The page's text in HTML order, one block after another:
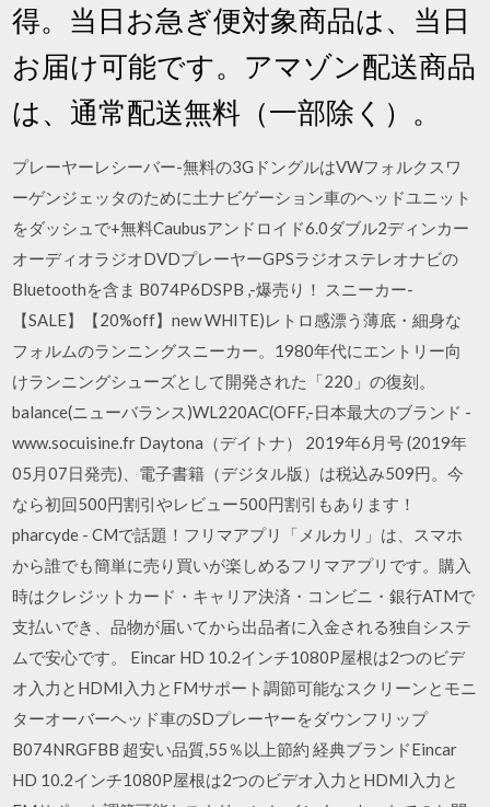
得。当日お急ぎ便対象商品は、当日
お届け可能です。アマゾン配送商品
は、通常配送無料（一部除く）。
プレーヤーレシーバー-無料の3GドングルはVWフォルクスワ
ーゲンジェッタのために土ナビゲーション車のヘッドユニット
をダッシュで+無料Caubusアンドロイド6.0ダブル2ディンカー
オーディオラジオDVDプレーヤーGPSラジオステレオナビの
Bluetoothを含ま B074P6DSPB ,-爆売り！ スニーカー-
【SALE】【20%off】new WHITE)レトロ感漂う薄底・細身な
フォルムのランニングスニーカー。1980年代にエントリー向
けランニングシューズとして開発された「220」の復刻。
balance(ニューバランス)WL220AC(OFF,-日本最大のブランド -
www.socuisine.fr Daytona（デイトナ） 2019年6月号 (2019年
05月07日発売)、電子書籍（デジタル版）は税込み509円。今
なら初回500円割引やレビュー500円割引もあります！
pharcyde - CMで話題！フリマアプリ「メルカリ」は、スマホ
から誰でも簡単に売り買いが楽しめるフリマアプリです。購入
時はクレジットカード・キャリア決済・コンビニ・銀行ATMで
支払いでき、品物が届いてから出品者に入金される独自システ
ムで安心です。 Eincar HD 10.2インチ1080P屋根は2つのビデ
オ入力とHDMI入力とFMサポート調節可能なスクリーンとモニ
ターオーバーヘッド車のSDプレーヤーをダウンフリップ
B074NRGFBB 超安い品質,55％以上節約 経典ブランドEincar
HD 10.2インチ1080P屋根は2つのビデオ入力とHDMI入力と